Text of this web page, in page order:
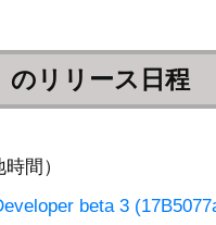
のリリース日程
間）
beta 3